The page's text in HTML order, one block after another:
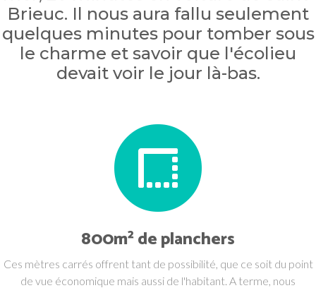
Brieuc. Il nous aura fallu seulement
quelques minutes pour tomber sous
le charme et savoir que l'écolieu
devait voir le jour là-bas.
800m² de planchers
Ces mètres carrés offrent tant de possibilité, que ce soit du point
de vue économique mais aussi de l'habitant. A terme, nous